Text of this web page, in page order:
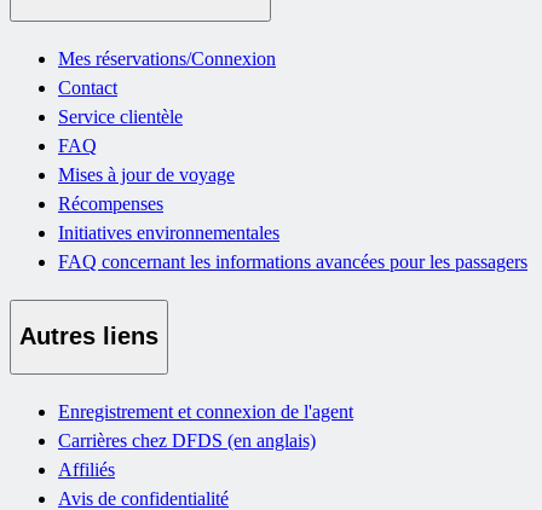
Mes réservations/Connexion
Contact
Service clientèle
FAQ
Mises à jour de voyage
Récompenses
Initiatives environnementales
FAQ concernant les informations avancées pour les passagers
Autres liens
Enregistrement et connexion de l'agent
Carrières chez DFDS (en anglais)
Affiliés
Avis de confidentialité